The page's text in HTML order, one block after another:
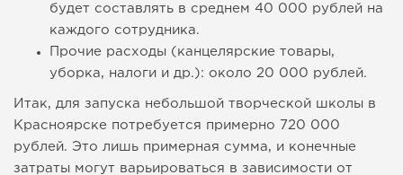
будет составлять в среднем 40 000 рублей на
каждого сотрудника.
Прочие расходы (канцелярские товары,
уборка, налоги и др.): около 20 000 рублей.
Итак, для запуска небольшой творческой школы в
Красноярске потребуется примерно 720 000
рублей. Это лишь примерная сумма, и конечные
затраты могут варьироваться в зависимости от